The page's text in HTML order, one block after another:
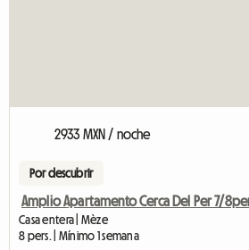
2933 MXN / noche
Por descubrir
Amplio Apartamento Cerca Del Per 7/
Casa entera | Mèze
8 pers. | Mínimo 1 semana